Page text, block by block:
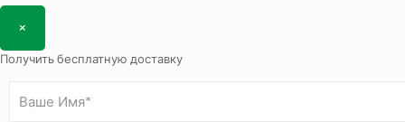
×
Получить бесплатную доставку